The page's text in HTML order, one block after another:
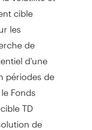
cible
les
de
d'une
périodes de
Fonds
TD
de